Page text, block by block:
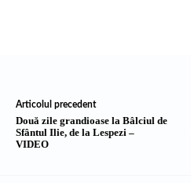
Articolul precedent
Două zile grandioase la Bâlciul de
Sfântul Ilie, de la Lespezi –
VIDEO